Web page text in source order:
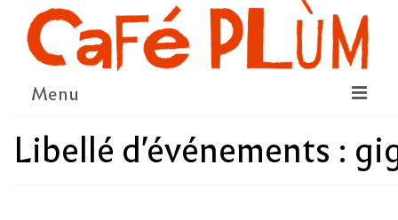
Menu
LE PROJET
Libellé d'événements :